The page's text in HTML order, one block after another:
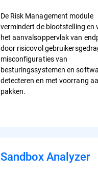
De Risk Management module
vermindert de blootstelling en
het aanvalsoppervlak van
door risicovol
misconfiguraties van
besturingssystemen en
detecteren en met voorrang
pakken.
Sandbox Analyzer